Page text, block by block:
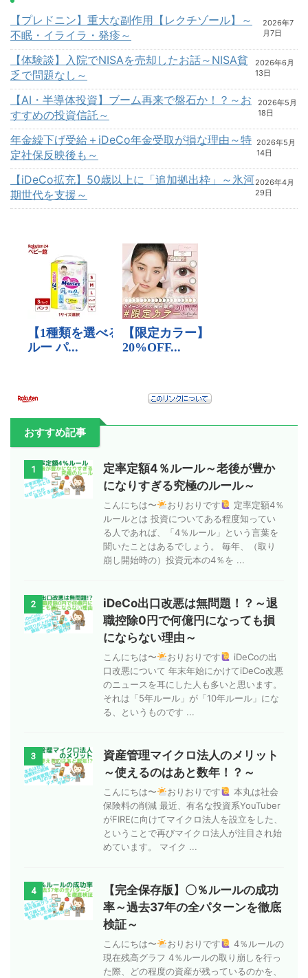
【プレドニン】重大な副作用【レクチゾール】～
不眠・イライラ・発疹～
2026年7
月7日
【体験談】入院でNISAを売却したお話～NISA貧
乏で問題なし～
2026年6月
13日
【AI・半導体投資】ブーム再来で盤石か！？～お
すすめの投資信託～
2026年5月
18日
年金繰下げ受給＋iDeCo年金受取が損な理由～特
定社保反映後も～
2026年5月
14日
【iDeCo拡充】50歳以上に「追加拠出枠」～氷河
期世代を支援～
2026年4月
29日
おすすめ記事
1
定率定額4％ルール～老後が豊か
になりすぎる究極のルール～
こんにちは〜 おりおりです
定率定額4％
ルールとは 投資についてある程度知ってい
る人であれば、「4％ルール」という言葉を
聞いたことはあるでしょう。 毎年、（取り
崩し開始時の）投資元本の4％を ...
2
iDeCo出口改悪は無問題！？～退
職控除0円で何億円になっても損
にならない理由～
こんにちは〜 おりおりです
iDeCoの出
口改悪について 年末年始にかけてiDeCo改悪
のニュースを耳にした人も多いと思います。
それは「5年ルール」が「10年ルール」にな
る、というものです ...
3
資産管理マイクロ法人のメリット
～使えるのはあと数年！？～
こんにちは〜 おりおりです
本丸は社会
保険料の削減 最近、有名な投資系YouTuber
がFIREに向けてマイクロ法人を設立をした、
ということで再びマイクロ法人が注目され始
めています。 マイク ...
4
【完全保存版】〇％ルールの成功
率～過去37年の全パターンを徹底
検証～
こんにちは〜 おりおりです
4％ルールの
現在残高グラフ 4％ルールの取り崩しを行っ
た際、どの程度の資産が残っているのかを、